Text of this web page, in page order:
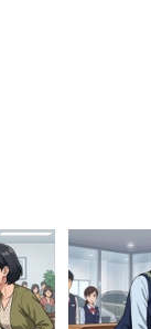
入っても一年
た。毎年毎年